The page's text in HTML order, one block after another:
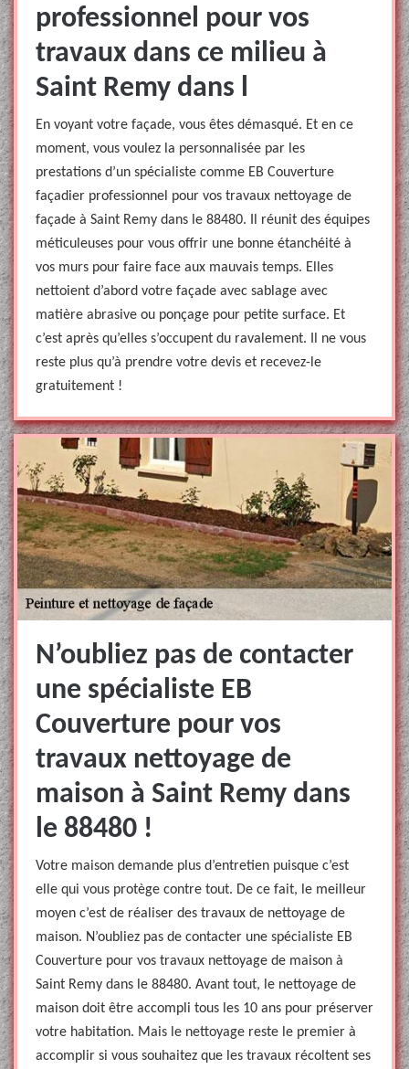
professionnel pour vos
travaux dans ce milieu à
Saint Remy dans l
En voyant votre façade, vous êtes démasqué. Et en ce
moment, vous voulez la personnalisée par les
prestations d’un spécialiste comme EB Couverture
façadier professionnel pour vos travaux nettoyage de
façade à Saint Remy dans le 88480. Il réunit des équipes
méticuleuses pour vous offrir une bonne étanchéité à
vos murs pour faire face aux mauvais temps. Elles
nettoient d’abord votre façade avec sablage avec
matière abrasive ou ponçage pour petite surface. Et
c’est après qu’elles s’occupent du ravalement. Il ne vous
reste plus qu’à prendre votre devis et recevez-le
gratuitement !
N’oubliez pas de contacter
une spécialiste EB
Couverture pour vos
travaux nettoyage de
maison à Saint Remy dans
le 88480 !
Votre maison demande plus d’entretien puisque c’est
elle qui vous protège contre tout. De ce fait, le meilleur
moyen c’est de réaliser des travaux de nettoyage de
maison. N’oubliez pas de contacter une spécialiste EB
Couverture pour vos travaux nettoyage de maison à
Saint Remy dans le 88480. Avant tout, le nettoyage de
maison doit être accompli tous les 10 ans pour préserver
votre habitation. Mais le nettoyage reste le premier à
accomplir si vous souhaitez que les travaux récoltent ses